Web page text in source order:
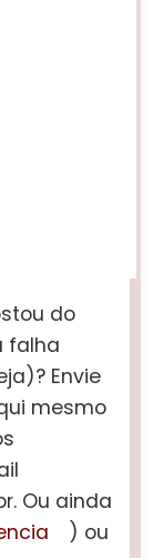
do
falha
Envie
mesmo
Ou ainda
) ou